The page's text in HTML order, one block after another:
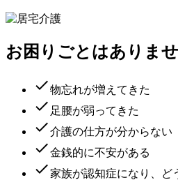
お困りごとはありま
done物忘れが増えてきた
done 足腰が弱ってきた
done介護の仕方が分からない
done金銭的に不安がある
done家族が認知症になり、ど